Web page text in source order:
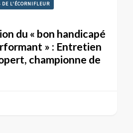
DE L'ÉCORNIFLEUR
du « bon handicapé
» : Entretien
championne de